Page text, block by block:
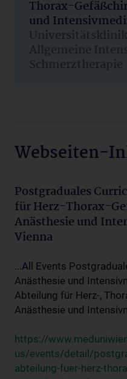
Thorax-
und
Allgemeine
Schmerztherapie
Webseiten-
Postgraduales
für Herz-Thorax-
Anästhesie und
Vienna
...All Events
Anästhesie und
Abteilung für Herz-,
Anästhesie und
https://
us/events/detail/
abteilung-fuer-herz-